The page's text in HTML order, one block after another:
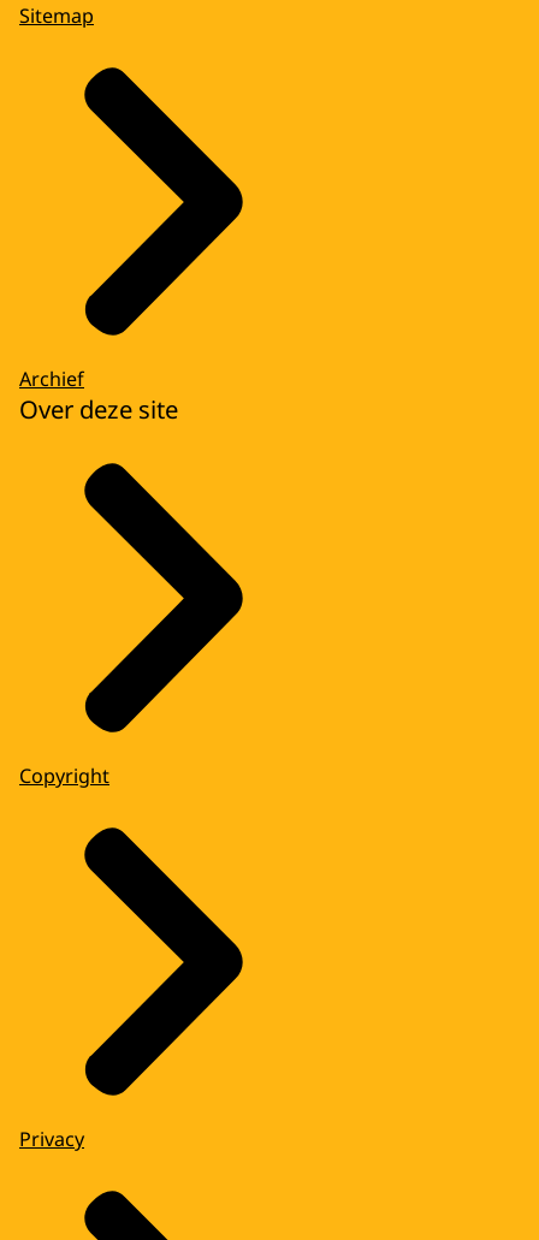
Sitemap
Archief
Over deze site
Copyright
Privacy